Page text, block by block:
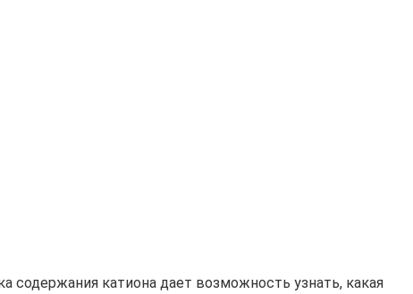
содержания катиона дает возможность узнать, какая